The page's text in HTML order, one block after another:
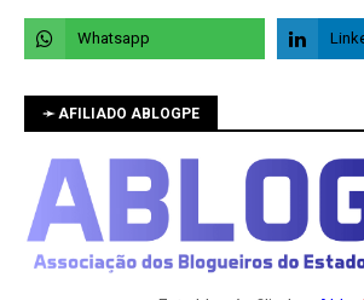
➛ AFILIADO ABLOGPE